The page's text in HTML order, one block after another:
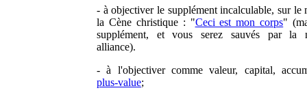
- à objectiver le supplément incalculable, sur le
la Cène christique : "Ceci est mon corps"
supplément, et vous serez sauvés par la
alliance).
- à l'objectiver comme valeur, capital,
plus-value;